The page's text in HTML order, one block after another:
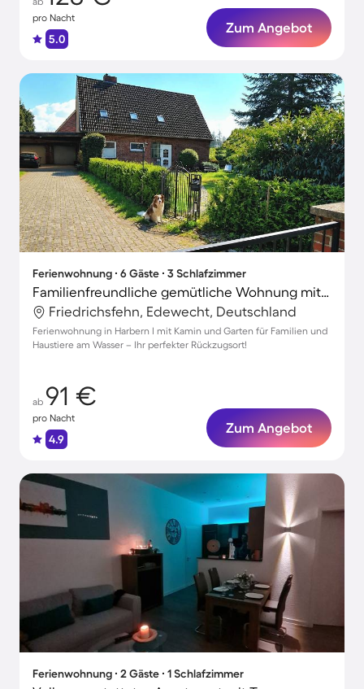
pro Nacht
5.0
Zum Angebot
Ferienwohnung ∙ 6 Gäste ∙ 3 Schlafzimmer
Familienfreundliche gemütliche Wohnung mit Garten und Grill | Naturblick | Perfekt für die Arbeit von Zuhause | Haustiere sind willkommen
Friedrichsfehn, Edewecht, Deutschland
Ferienwohnung in Harbern I mit Kamin und Garten für Familien und
Haustiere am Wasser – Ihr perfekter Rückzugsort!
ab 91 €
pro Nacht
4.9
Zum Angebot
Ferienwohnung ∙ 2 Gäste ∙ 1 Schlafzimmer